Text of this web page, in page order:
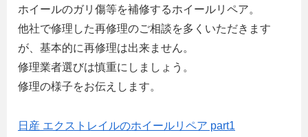
ホイールのガリ傷等を補修するホイールリペア。
他社で修理した再修理のご相談を多くいただきます
が、基本的に再修理は出来ません。
修理業者選びは慎重にしましょう。
修理の様子をお伝えします。
日産 エクストレイルのホイールリペア part1